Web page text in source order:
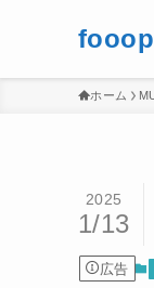
ホーム
2025
1/13
広告